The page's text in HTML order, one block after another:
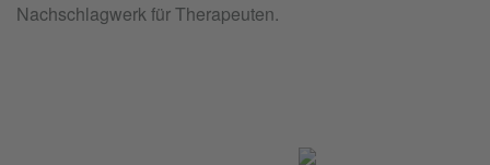
Nachschlagwerk für Therapeuten.